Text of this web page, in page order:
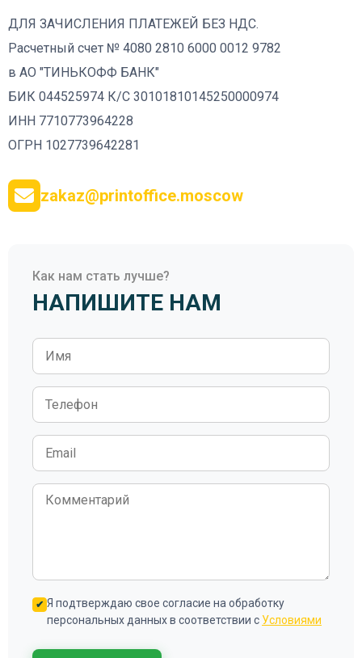
ДЛЯ ЗАЧИСЛЕНИЯ ПЛАТЕЖЕЙ БЕЗ НДС.
Расчетный счет № 4080 2810 6000 0012 9782
в АО "ТИНЬКОФФ БАНК"
БИК 044525974 К/С 30101810145250000974
ИНН 7710773964228
ОГРН 1027739642281
zakaz@printoffice.moscow
Как нам стать лучше?
НАПИШИТЕ НАМ
Я подтверждаю свое согласие на обработку
персональных данных в соответствии с Условиями